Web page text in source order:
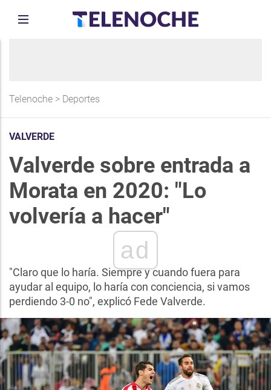
Telenoche > Deportes
VALVERDE
Valverde sobre entrada a
Morata en 2020: "Lo
volvería a hacer"
ad
"Claro que lo haría. Siempre y cuando fuera para
ayudar al equipo, lo haría con conciencia, si vamos
perdiendo 3-0 no", explicó Fede Valverde.